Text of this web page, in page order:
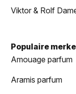
Viktor & Rolf
Populaire
Amouage parfum
Aramis parfum